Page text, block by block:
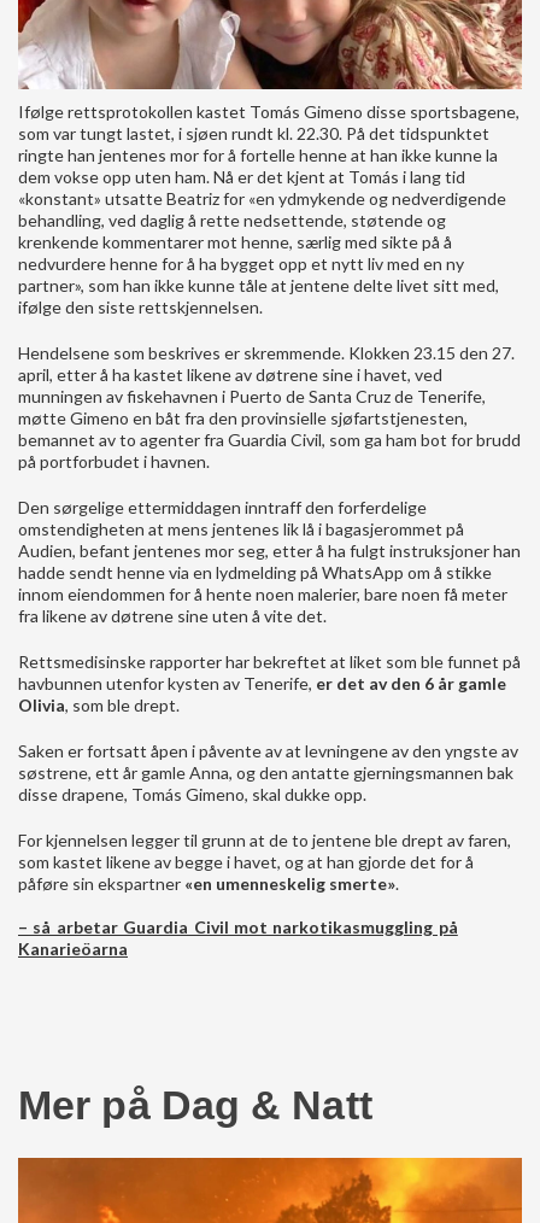
Ifølge rettsprotokollen kastet Tomás Gimeno disse sportsbagene,
som var tungt lastet, i sjøen rundt kl. 22.30. På det tidspunktet
ringte han jentenes mor for å fortelle henne at han ikke kunne la
dem vokse opp uten ham. Nå er det kjent at Tomás i lang tid
«konstant» utsatte Beatriz for «en ydmykende og nedverdigende
behandling, ved daglig å rette nedsettende, støtende og
krenkende kommentarer mot henne, særlig med sikte på å
nedvurdere henne for å ha bygget opp et nytt liv med en ny
partner», som han ikke kunne tåle at jentene delte livet sitt med,
ifølge den siste rettskjennelsen.
Hendelsene som beskrives er skremmende. Klokken 23.15 den 27.
april, etter å ha kastet likene av døtrene sine i havet, ved
munningen av fiskehavnen i Puerto de Santa Cruz de Tenerife,
møtte Gimeno en båt fra den provinsielle sjøfartstjenesten,
bemannet av to agenter fra Guardia Civil, som ga ham bot for brudd
på portforbudet i havnen.
Den sørgelige ettermiddagen inntraff den forferdelige
omstendigheten at mens jentenes lik lå i bagasjerommet på
Audien, befant jentenes mor seg, etter å ha fulgt instruksjoner han
hadde sendt henne via en lydmelding på WhatsApp om å stikke
innom eiendommen for å hente noen malerier, bare noen få meter
fra likene av døtrene sine uten å vite det.
Rettsmedisinske rapporter har bekreftet at liket som ble funnet på
havbunnen utenfor kysten av Tenerife, er det av den 6 år gamle
Olivia, som ble drept.
Saken er fortsatt åpen i påvente av at levningene av den yngste av
søstrene, ett år gamle Anna, og den antatte gjerningsmannen bak
disse drapene, Tomás Gimeno, skal dukke opp.
For kjennelsen legger til grunn at de to jentene ble drept av faren,
som kastet likene av begge i havet, og at han gjorde det for å
påføre sin ekspartner «en umenneskelig smerte».
– så arbetar Guardia Civil mot narkotikasmuggling på
Kanarieöarna
Mer på Dag & Natt